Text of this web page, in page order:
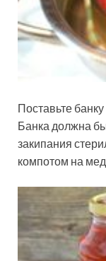
Поставьте
Банка должна
закипания
компотом на